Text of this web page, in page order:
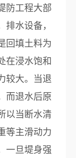
工程大部
水设备，
回填土料为
在浸水饱和
较大。当退
而退水后原
以当断水清
等主滑动力
一旦堤身强